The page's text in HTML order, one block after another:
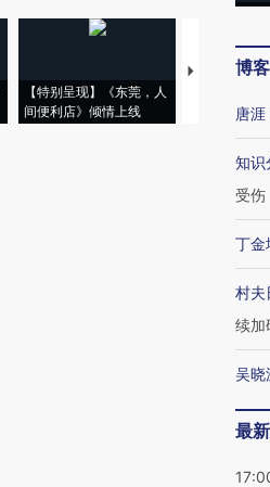
【特别呈现】《东莞，人
间便利店》倾情上线
【推广】走进
博客
唐涯
知识
受伤
丁金
村夫
续加
吴晓
最